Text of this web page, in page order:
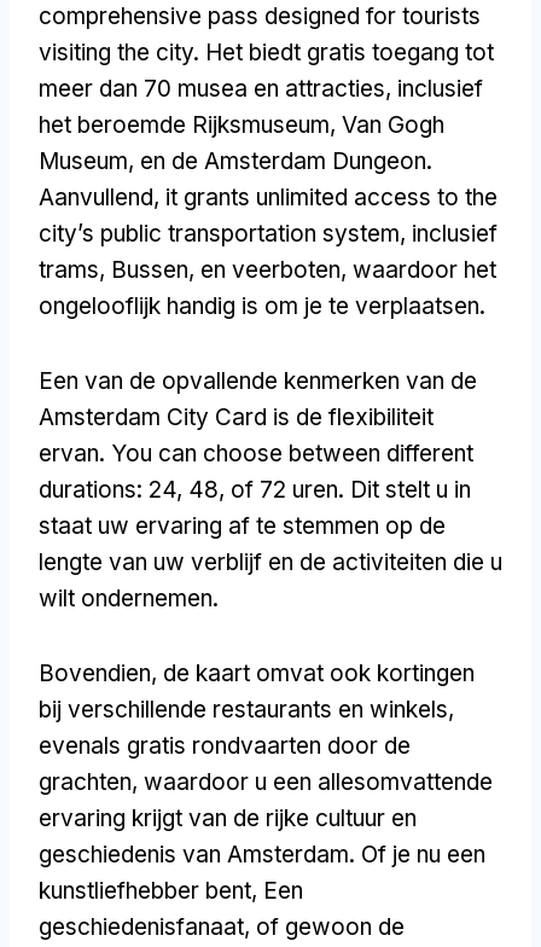
comprehensive pass designed for tourists
visiting the city. Het biedt gratis toegang tot
meer dan 70 musea en attracties, inclusief
het beroemde Rijksmuseum, Van Gogh
Museum, en de Amsterdam Dungeon.
Aanvullend, it grants unlimited access to the
city’s public transportation system, inclusief
trams, Bussen, en veerboten, waardoor het
ongelooflijk handig is om je te verplaatsen.
Een van de opvallende kenmerken van de
Amsterdam City Card is de flexibiliteit
ervan. You can choose between different
durations: 24, 48, of 72 uren. Dit stelt u in
staat uw ervaring af te stemmen op de
lengte van uw verblijf en de activiteiten die u
wilt ondernemen.
Bovendien, de kaart omvat ook kortingen
bij verschillende restaurants en winkels,
evenals gratis rondvaarten door de
grachten, waardoor u een allesomvattende
ervaring krijgt van de rijke cultuur en
geschiedenis van Amsterdam. Of je nu een
kunstliefhebber bent, Een
geschiedenisfanaat, of gewoon de